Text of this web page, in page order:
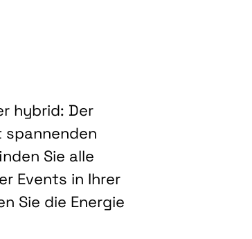
hybrid: Der
Sie alle
Events in Ihrer
Sie die Energie